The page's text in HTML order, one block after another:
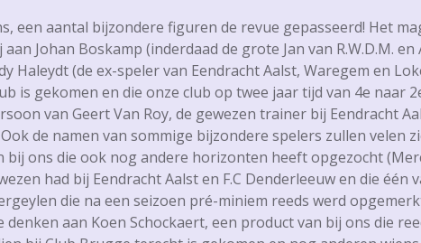
een aantal bijzondere figuren de revue gepasseerd! Het
Johan Boskamp (inderdaad de grote Jan van R.W.D.M.
Haleydt (de ex-speler van Eendracht Aalst, Waregem en
is gekomen en die onze club op twee jaar tijd van 4e naar
van Geert Van Roy, de gewezen trainer bij Eendracht
de namen van sommige bijzondere spelers zullen velen
bij ons die ook nog andere horizonten heeft opgezocht
had bij Eendracht Aalst en F.C Denderleeuw en die één
die na een seizoen pré-miniem reeds werd
aan Koen Schockaert, een product van bij ons die